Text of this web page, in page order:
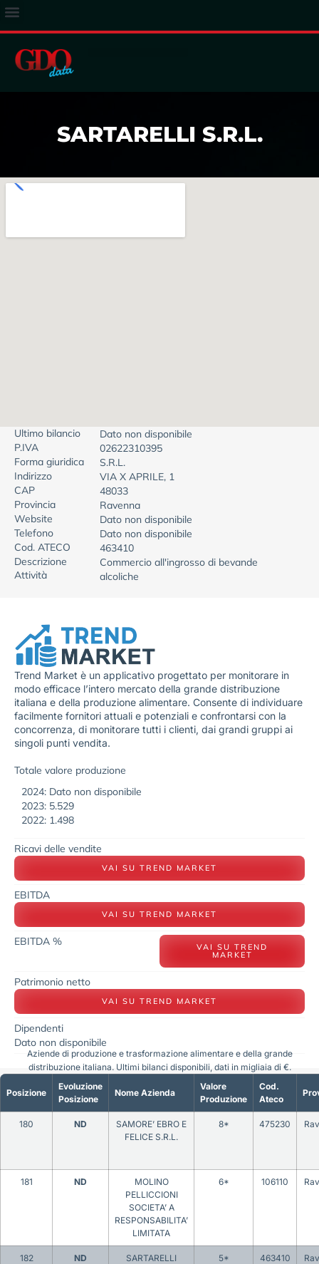
SARTARELLI S.R.L.
Ultimo bilancio
Dato non disponibile
P.IVA
02622310395
Forma giuridica
S.R.L.
Indirizzo
VIA X APRILE, 1
CAP
48033
Provincia
Ravenna
Website
Dato non disponibile
Telefono
Dato non disponibile
Cod. ATECO
463410
Descrizione
Attività
Commercio all'ingrosso di bevande
alcoliche
Trend Market è un applicativo progettato per monitorare in
modo efficace l’intero mercato della grande distribuzione
italiana e della produzione alimentare. Consente di individuare
facilmente fornitori attuali e potenziali e confrontarsi con la
concorrenza, di monitorare tutti i clienti, dai grandi gruppi ai
singoli punti vendita.
Totale valore produzione
2024: Dato non disponibile
2023: 5.529
2022: 1.498
Ricavi delle vendite
VAI SU TREND MARKET
EBITDA
VAI SU TREND MARKET
EBITDA % VAI SU TREND
MARKET
Patrimonio netto
VAI SU TREND MARKET
Dipendenti
Dato non disponibile
Posizione
Evoluzione
Posizione
Nome Azienda
Valore
Produzione
Cod.
Ateco
180 ND
SAMORE’ EBRO E
FELICE S.R.L.
8* 475230
181 ND
MOLINO
PELLICCIONI
SOCIETA’ A
RESPONSABILITA’
LIMITATA
6* 106110
182 ND
SARTARELLI
5* 463410
Aziende di produzione e trasformazione alimentare e della grande
distribuzione italiana. Ultimi bilanci disponibili, dati in migliaia di €.